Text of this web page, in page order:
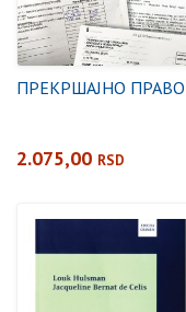
ПРЕКРШАЈНО ПРАВО
2.075,00 RSD